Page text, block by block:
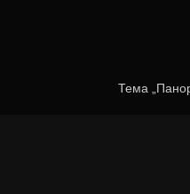
Тема